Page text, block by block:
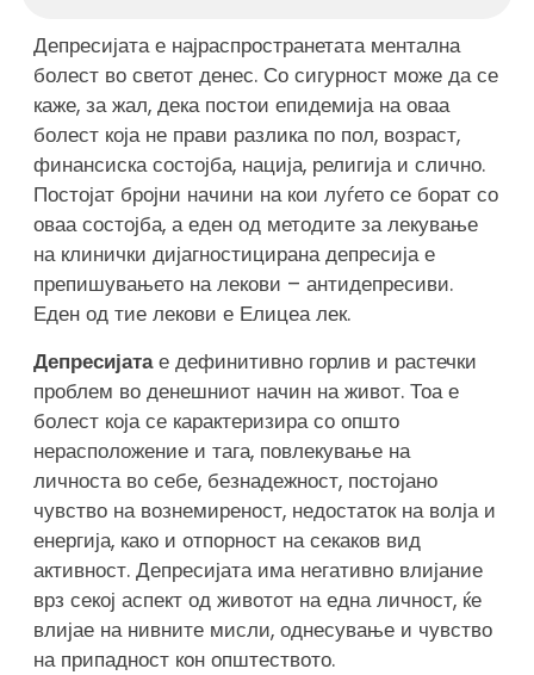
Депресијата е најраспространетата ментална
болест во светот денес. Со сигурност може да се
каже, за жал, дека постои епидемија на оваа
болест која не прави разлика по пол, возраст,
финансиска состојба, нација, религија и слично.
Постојат бројни начини на кои луѓето се борат со
оваа состојба, а еден од методите за лекување
на клинички дијагностицирана депресија е
препишувањето на лекови – антидепресиви.
Еден од тие лекови е Елицеа лек.
Депресијатае дефинитивно горлив и растечки
проблем во денешниот начин на живот. Тоа е
болест која се карактеризира со општо
нерасположение и тага, повлекување на
личноста во себе, безнадежност, постојано
чувство на вознемиреност, недостаток на волја и
енергија, како и отпорност на секаков вид
активност. Депресијата има негативно влијание
врз секој аспект од животот на една личност, ќе
влијае на нивните мисли, однесување и чувство
на припадност кон општеството.